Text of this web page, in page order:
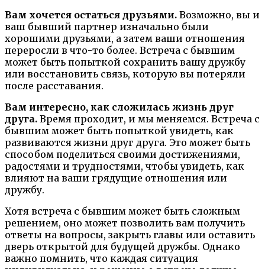
Вам хочется остаться друзьями. Возможно, вы и
ваш бывший партнер изначально были
хорошими друзьями, а затем ваши отношения
переросли в что-то более. Встреча с бывшим
может быть попыткой сохранить вашу дружбу
или восстановить связь, которую вы потеряли
после расставания.
Вам интересно, как сложилась жизнь друг
друга. Время проходит, и мы меняемся. Встреча с
бывшим может быть попыткой увидеть, как
развиваются жизни друг друга. Это может быть
способом поделиться своими достижениями,
радостями и трудностями, чтобы увидеть, как
влияют на ваши грядущие отношения или
дружбу.
Хотя встреча с бывшим может быть сложным
решением, оно может позволить вам получить
ответы на вопросы, закрыть главы или оставить
дверь открытой для будущей дружбы. Однако
важно помнить, что каждая ситуация